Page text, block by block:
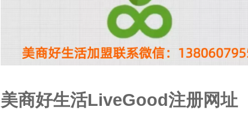
美商好生活LiveGood注册网址